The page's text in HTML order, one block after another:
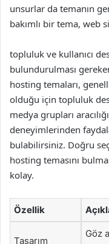
unsurlar da temanın
bakımlı bir tema, web
topluluk ve kullanıcı
bulundurulması
hosting temaları,
olduğu için topluluk
medya grupları
deneyimlerinden
bulabilirsiniz. Doğru
hosting temasını
kolay.
Özellik
Tasarım
Göz